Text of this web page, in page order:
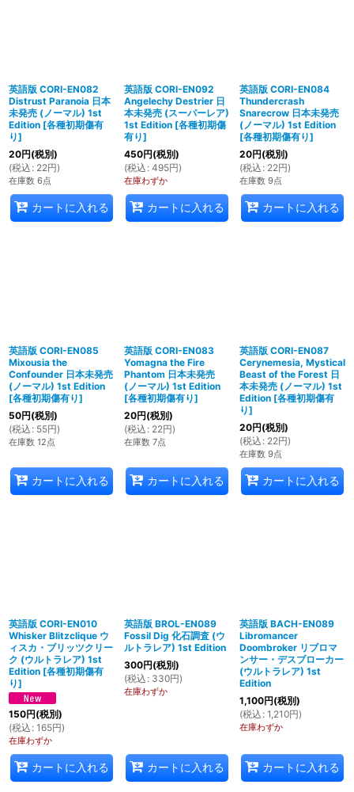
英語版 CORI-EN082
Distrust Paranoia 日本
未発売 (ノーマル) 1st
Edition [各種初期傷有
り]
20円(税別)
(税込 : 22円)
在庫数 6点
カートに入れる
英語版 CORI-EN092
Angelechy Destrier 日
本未発売 (スーパーレア)
1st Edition [各種初期傷
有り]
450円(税別)
(税込 : 495円)
在庫わずか
カートに入れる
英語版 CORI-EN084
Thundercrash
Snarecrow 日本未発売
(ノーマル) 1st Edition
[各種初期傷有り]
20円(税別)
(税込 : 22円)
在庫数 9点
カートに入れる
英語版 CORI-EN085
Mixousia the
Confounder 日本未発売
(ノーマル) 1st Edition
[各種初期傷有り]
50円(税別)
(税込 : 55円)
在庫数 12点
カートに入れる
英語版 CORI-EN083
Yomagna the Fire
Phantom 日本未発売
(ノーマル) 1st Edition
[各種初期傷有り]
20円(税別)
(税込 : 22円)
在庫数 7点
カートに入れる
英語版 CORI-EN087
Cerynemesia, Mystical
Beast of the Forest 日
本未発売 (ノーマル) 1st
Edition [各種初期傷有
り]
20円(税別)
(税込 : 22円)
在庫数 9点
カートに入れる
英語版 CORI-EN010
Whisker Blitzclique ウ
ィスカ・ブリッツクリー
ク (ウルトラレア) 1st
Edition [各種初期傷有
り]
150円(税別)
(税込 : 165円)
在庫わずか
カートに入れる
英語版 BROL-EN089
Fossil Dig 化石調査 (ウ
ルトラレア) 1st Edition
300円(税別)
(税込 : 330円)
在庫わずか
カートに入れる
英語版 BACH-EN089
Libromancer
Doombroker リブロマ
ンサー・デスブローカー
(ウルトラレア) 1st
Edition
1,100円(税別)
(税込 : 1,210円)
在庫わずか
カートに入れる